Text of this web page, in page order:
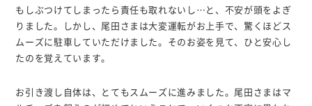
もしぶつけてしまったら責任も取れないし…と、不安が頭をよぎ
りました。しかし、尾田さまは大変運転がお上手で、驚くほどス
ムーズに駐車していただけました。そのお姿を見て、ひと安心し
たのを覚えています。
お引き渡し自体は、とてもスムーズに進みました。尾田さまはマ